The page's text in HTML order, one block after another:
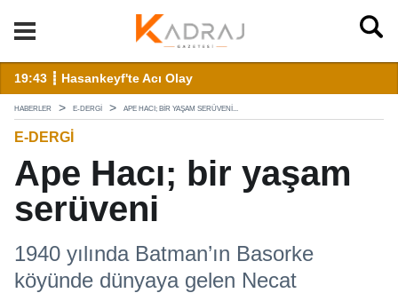
19:43 ┋ Hasankeyf'te Acı Olay
HABERLER E-DERGI APE HACI; BIR YAŞAM SERÜVENI...
E-DERGI
Ape Hacı; bir yaşam
serüveni
1940 yılında Batman’ın Basorke
köyünde dünyaya gelen Necat